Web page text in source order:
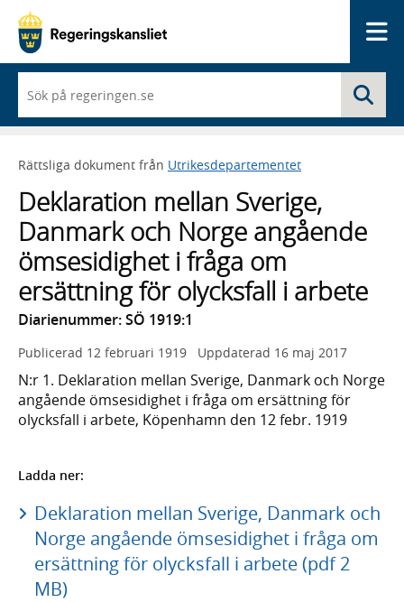
du
börjar
skriva
framträder
lista
med
sökförslag
Rättsliga dokument från Utrikesdepartementet
Deklaration mellan Sverige,
Danmark och Norge angående
ömsesidighet i fråga om
ersättning för olycksfall i arbete
Diarienummer: SÖ 1919:1
Publicerad 12 februari 1919 Uppdaterad 16 maj 2017
N:r 1. Deklaration mellan Sverige, Danmark och Norge
angående ömsesidighet i fråga om ersättning för
olycksfall i arbete, Köpenhamn den 12 febr. 1919
Ladda ner:
Deklaration mellan Sverige, Danmark och
Norge angående ömsesidighet i fråga om
ersättning för olycksfall i arbete (pdf 2
MB)